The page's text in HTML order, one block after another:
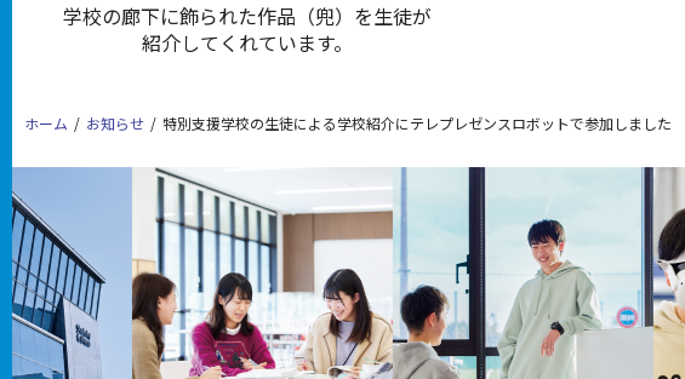
学校の廊下に飾られた作品（兜）を生徒が
紹介してくれています。
ホーム お知らせ 特別支援学校の生徒による学校紹介にテレプレゼンスロボットで参加しました